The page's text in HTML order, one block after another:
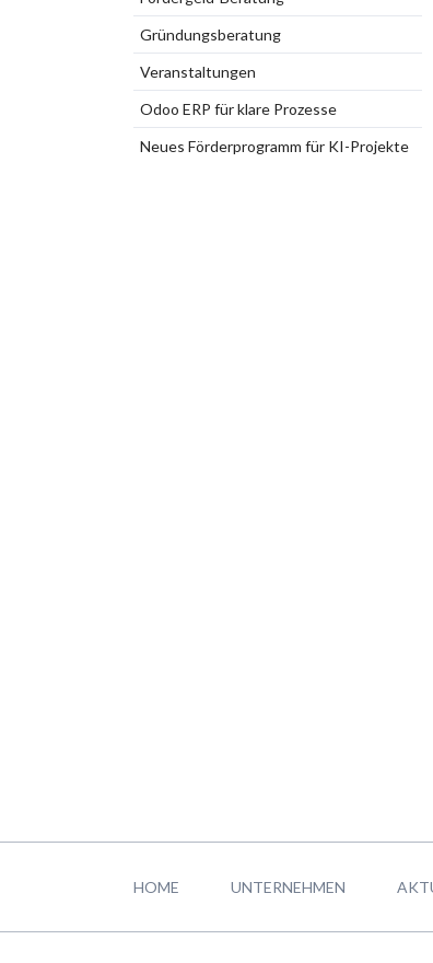
Gründungsberatung
Veranstaltungen
Odoo ERP für klare Prozesse
Neues Förderprogramm für KI-Projekte
HOME UNTERNEHMEN